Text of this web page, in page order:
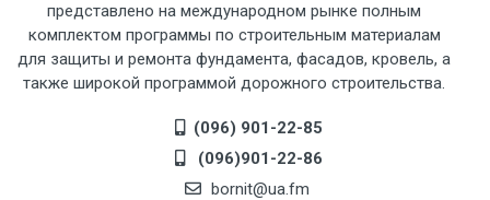
представлено на международном рынке полным
комплектом программы по строительным материалам
для защиты и ремонта фундамента, фасадов, кровель, а
также широкой программой дорожного строительства.
(096) 901-22-85
(096)901-22-86
bornit@ua.fm